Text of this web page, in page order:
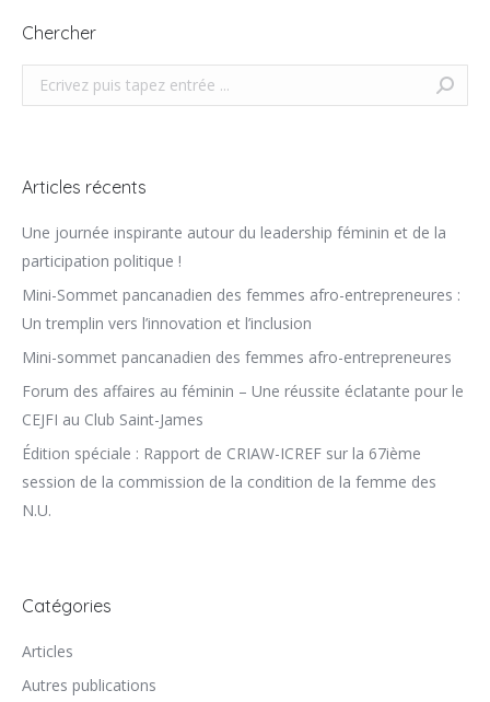
Chercher
Search:
Articles récents
Une journée inspirante autour du leadership féminin et de la
participation politique !
Mini-Sommet pancanadien des femmes afro-entrepreneures :
Un tremplin vers l’innovation et l’inclusion
Mini-sommet pancanadien des femmes afro-entrepreneures
Forum des affaires au féminin – Une réussite éclatante pour le
CEJFI au Club Saint-James
Édition spéciale : Rapport de CRIAW-ICREF sur la 67ième
session de la commission de la condition de la femme des
N.U.
Catégories
Articles
Autres publications